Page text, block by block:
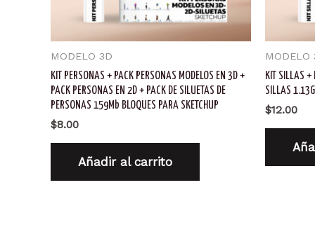
MODELO 3D
KIT PERSONAS + PACK PERSONAS MODELOS EN 3D +
PACK PERSONAS EN 2D + PACK DE SILUETAS DE
PERSONAS 159Mb BLOQUES PARA SKETCHUP
$8.00
Añadir al carrito
MODELO
KIT SILLAS +
SILLAS
$12.00